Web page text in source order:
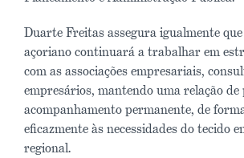
Duarte Freitas assegura igualmente
açoriano continuará a trabalhar em
com as associações empresariais,
empresários, mantendo uma relação
acompanhamento permanente, de
eficazmente às necessidades do tecido
regional.